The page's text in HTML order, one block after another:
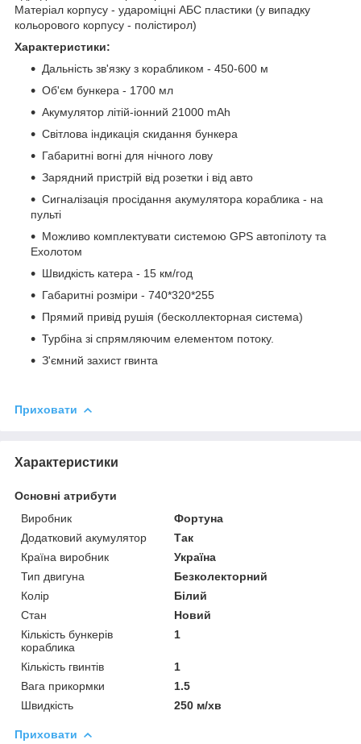
Матеріал корпусу - удароміцні АБС пластики (у випадку
кольорового корпусу - полістирол)
Характеристики:
Дальність зв'язку з корабликом - 450-600 м
Об'єм бункера - 1700 мл
Акумулятор літій-іонний 21000 mAh
Світлова індикація скидання бункера
Габаритні вогні для нічного лову
Зарядний пристрій від розетки і від авто
Сигналізація просідання акумулятора кораблика - на
пульті
Можливо комплектувати системою GPS автопілоту та
Ехолотом
Швидкість катера - 15 км/год
Габаритні розміри - 740*320*255
Прямий привід рушія (бесколлекторная система)
Турбіна зі спрямляючим елементом потоку.
З'ємний захист гвинта
Приховати
Характеристики
Основні атрибути
Виробник
Фортуна
Додатковий акумулятор
Так
Країна виробник
Україна
Тип двигуна
Безколекторний
Колір
Білий
Стан
Новий
Кількість бункерів
кораблика
1
Кількість гвинтів
1
Вага прикормки
1.5
Швидкість
250 м/хв
Приховати